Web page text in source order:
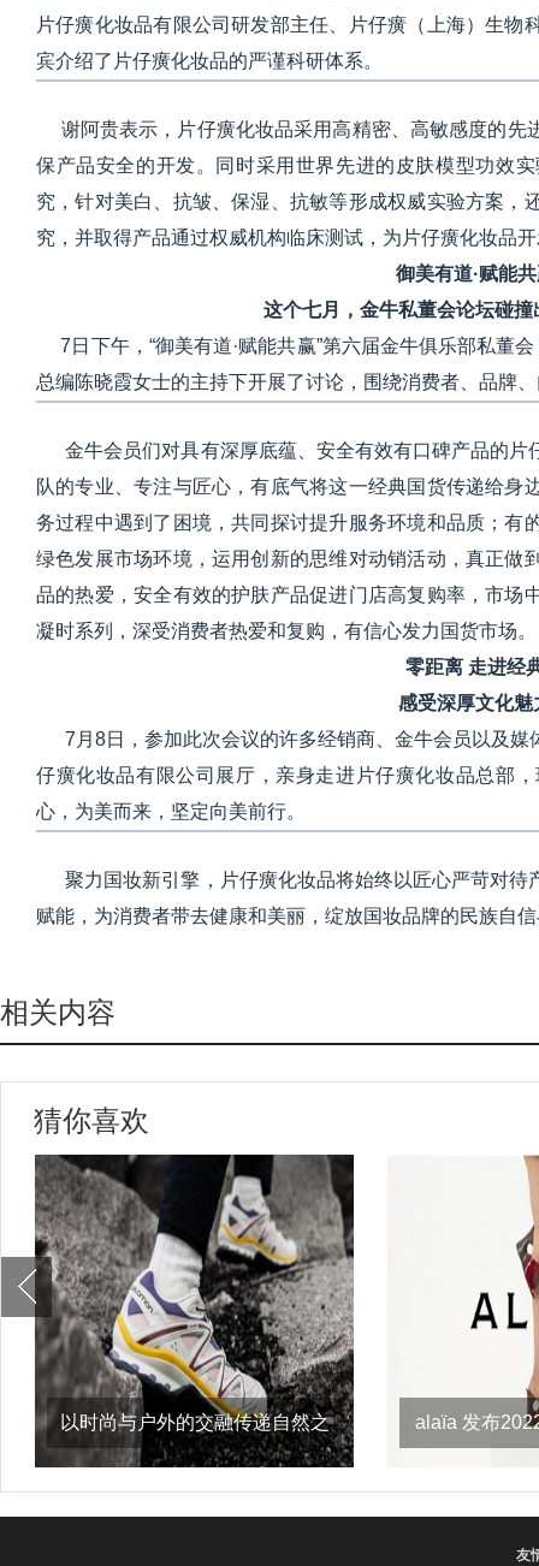
片仔癀化妆品有限公司研发部主任、片仔癀（上海）生物
宾介绍了片仔癀化妆品的严谨科研体系。
谢阿贵表示，片仔癀化妆品采用高精密、高敏感度的先
保产品安全的开发。同时采用世界先进的皮肤模型功效
究，针对美白、抗皱、保湿、抗敏等形成权威实验方案，
究，并取得产品通过权威机构临床测试，为片仔癀化妆品
御美有道·赋能
这个七月，金牛私董会论坛碰
7日下午，“御美有道·赋能共赢”第六届金牛俱乐部私董
总编陈晓霞女士的主持下开展了讨论，围绕消费者、品牌
金牛会员们对具有深厚底蕴、安全有效有口碑产品的片
队的专业、专注与匠心，有底气将这一经典国货传递给身
务过程中遇到了困境，共同探讨提升服务环境和品质；有
绿色发展市场环境，运用创新的思维对动销活动，真正做
品的热爱，安全有效的护肤产品促进门店高复购率，市场
凝时系列，深受消费者热爱和复购，有信心发力国货市场。
零距离 走进经
感受深厚文化魅
7月8日，参加此次会议的许多经销商、金牛会员以及媒
仔癀化妆品有限公司展厅，亲身走进片仔癀化妆品总部
心，为美而来，坚定向美前行。
聚力国妆新引擎，片仔癀化妆品将始终以匠心严苛对待
赋能，为消费者带去健康和美丽，绽放国妆品牌的民族自
相关内容
猜你喜欢
以时尚与户外的交融传递自然之
意，salomon
alaïa 发布
友